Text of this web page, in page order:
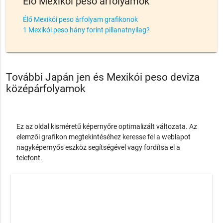
Élő Mexikói peso árfolyam grafikonok
1 Mexikói peso hány forint pillanatnyilag?
További Japán jen és Mexikói peso deviza
középárfolyamok
Ez az oldal kisméretű képernyőre optimalizált változata. Az
elemzői grafikon megtekintéséhez keresse fel a weblapot
nagyképernyős eszköz segítségével vagy fordítsa el a
telefont.